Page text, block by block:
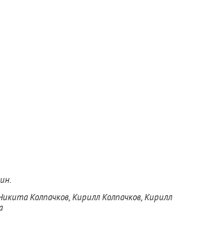
Колпачков, Кирилл Колпачков, Кирилл